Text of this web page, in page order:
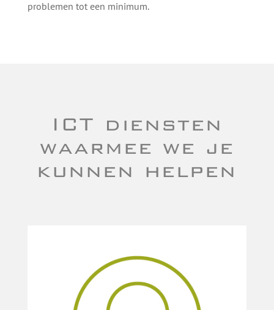
problemen tot een minimum.
ICT diensten
waarmee we je
kunnen helpen